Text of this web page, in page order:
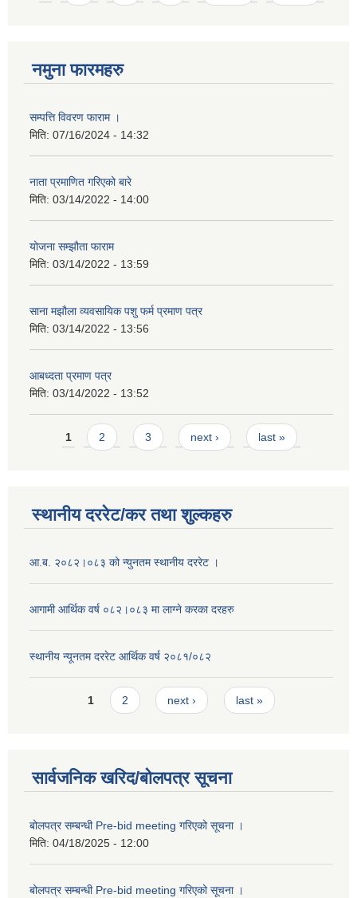
नमुना फारमहरु
सम्पत्ति विवरण फाराम ।
मिति: 07/16/2024 - 14:32
नाता प्रमाणित गरिएको बारे
मिति: 03/14/2022 - 14:00
योजना सम्झौता फाराम
मिति: 03/14/2022 - 13:59
साना मझौला व्यवसायिक पशु फर्म प्रमाण पत्र
मिति: 03/14/2022 - 13:56
आबध्दता प्रमाण पत्र
मिति: 03/14/2022 - 13:52
Pages
1 2 3 next › last »
स्थानीय दररेट/कर तथा शुल्कहरु
आ.ब. २०८२।०८३ को न्युनतम स्थानीय दररेट ।
आगामी आर्थिक वर्ष ०८२।०८३ मा लाग्ने करका दरहरु
स्थानीय न्यूनतम दररेट आर्थिक वर्ष २०८१/०८२
Pages1 2 next › last »
सार्वजनिक खरिद/बोलपत्र सूचना
बोलपत्र सम्बन्धी Pre-bid meeting गरिएको सूचना ।
मिति: 04/18/2025 - 12:00
बोलपत्र सम्बन्धी Pre-bid meeting गरिएको सूचना ।